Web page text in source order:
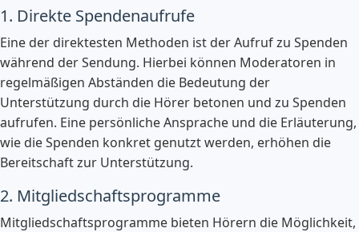
1. Direkte Spendenaufrufe
Eine der direktesten Methoden ist der Aufruf zu Spenden
während der Sendung. Hierbei können Moderatoren in
regelmäßigen Abständen die Bedeutung der
Unterstützung durch die Hörer betonen und zu Spenden
aufrufen. Eine persönliche Ansprache und die Erläuterung,
wie die Spenden konkret genutzt werden, erhöhen die
Bereitschaft zur Unterstützung.
2. Mitgliedschaftsprogramme
Mitgliedschaftsprogramme bieten Hörern die Möglichkeit,